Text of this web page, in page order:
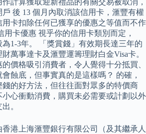
計算獲取迎新禮品的有關交易被取消，
後 13 個月內取消該信用卡，滙豐有權
卡扣除任何已獲享的優惠之等值而不作
卡優惠 視乎你的信用卡類別而定，
為1-3年。 「獎賞錢」有效期長達三年的
萬事達卡及滙豐運籌理財白金Visa卡。
價格吸引消費者，令人覺得十分抵買、
蝕底，但事實真的是這樣嗎？ 的確，
的好方法，但往往面對眾多的特價商
心衝動消費，購買未必需要或計劃以外
。
香港上海滙豐銀行有限公司（及其繼承人